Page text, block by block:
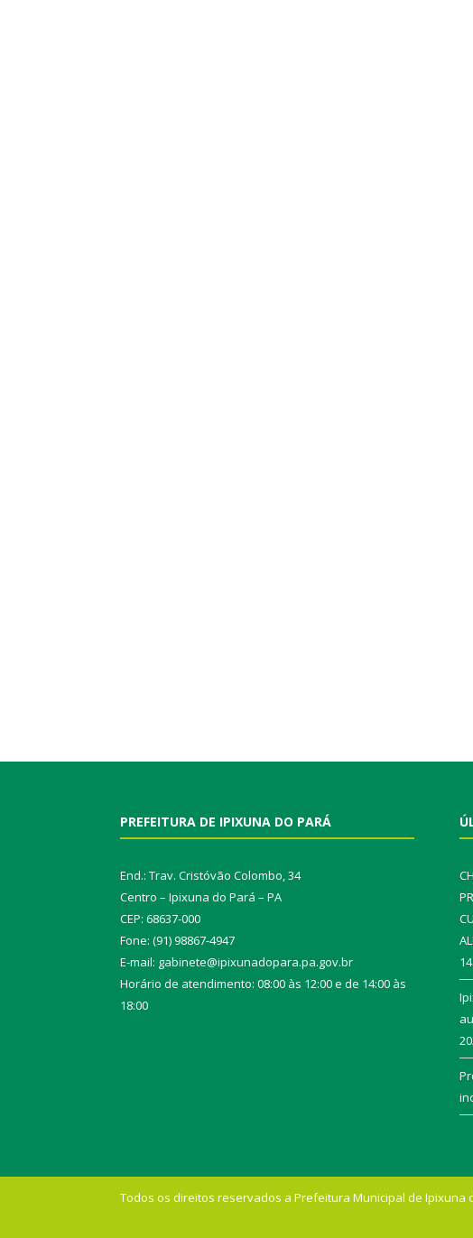
PREFEITURA DE IPIXUNA DO PARÁ
End.: Trav. Cristóvão Colombo, 34
Centro – Ipixuna do Pará – PA
CEP: 68637-000
Fone: (91) 98867-4947
E-mail: gabinete@ipixunadopara.pa.gov.br
Horário de atendimento: 08:00 às 12:00 e de 14:00 às
18:00
Todos os direitos reservados a Prefeitura Municipal de Ipixuna